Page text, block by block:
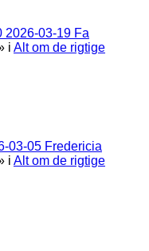
2026-03-19 Fa
i Alt om de rigtige
03-05 Fredericia
i Alt om de rigtige